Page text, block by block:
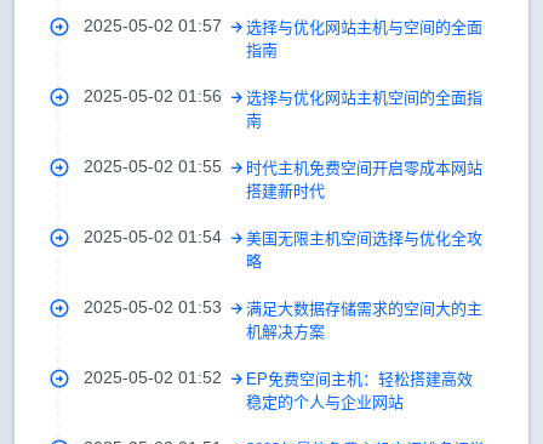
2025-05-02 01:57
选择与优化网站主机与空间的全面
指南
2025-05-02 01:56
选择与优化网站主机空间的全面指
南
2025-05-02 01:55
时代主机免费空间开启零成本网站
搭建新时代
2025-05-02 01:54
美国无限主机空间选择与优化全攻
略
2025-05-02 01:53
满足大数据存储需求的空间大的主
机解决方案
2025-05-02 01:52
EP免费空间主机：轻松搭建高效
稳定的个人与企业网站